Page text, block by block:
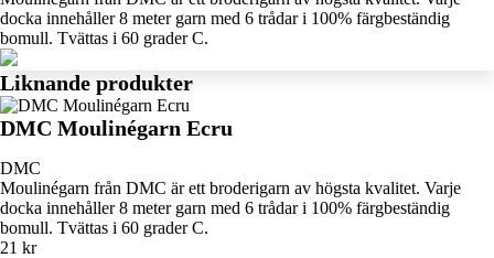
docka innehåller 8 meter garn med 6 trådar i 100% färgbeständig
bomull. Tvättas i 60 grader C.
Liknande produkter
DMC Moulinégarn Ecru
DMC
Moulinégarn från DMC är ett broderigarn av högsta kvalitet. Varje
docka innehåller 8 meter garn med 6 trådar i 100% färgbeständig
bomull. Tvättas i 60 grader C.
21 kr